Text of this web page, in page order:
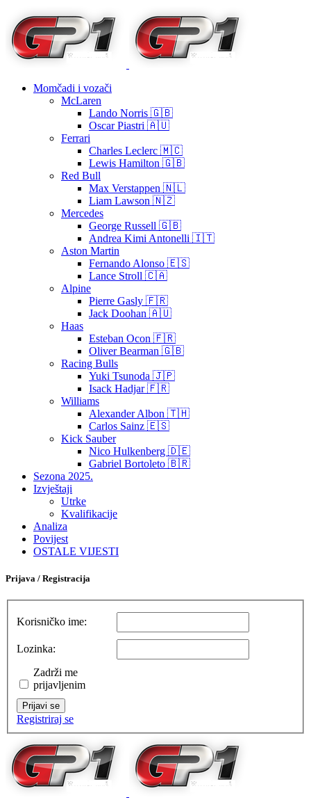
Momčadi i vozači
McLaren
Lando Norris 🇬🇧
Oscar Piastri 🇦🇺
Ferrari
Charles Leclerc 🇲🇨
Lewis Hamilton 🇬🇧
Red Bull
Max Verstappen 🇳🇱
Liam Lawson 🇳🇿
Mercedes
George Russell 🇬🇧
Andrea Kimi Antonelli 🇮🇹
Aston Martin
Fernando Alonso 🇪🇸
Lance Stroll 🇨🇦
Alpine
Pierre Gasly 🇫🇷
Jack Doohan 🇦🇺
Haas
Esteban Ocon 🇫🇷
Oliver Bearman 🇬🇧
Racing Bulls
Yuki Tsunoda 🇯🇵
Isack Hadjar 🇫🇷
Williams
Alexander Albon 🇹🇭
Carlos Sainz 🇪🇸
Kick Sauber
Nico Hulkenberg 🇩🇪
Gabriel Bortoleto 🇧🇷
Sezona 2025.
Izvještaji
Utrke
Kvalifikacije
Analiza
Povijest
OSTALE VIJESTI
Prijava / Registracija
Korisničko ime:
Lozinka:
Zadrži me
prijavljenim
Prijavi se
Registriraj se